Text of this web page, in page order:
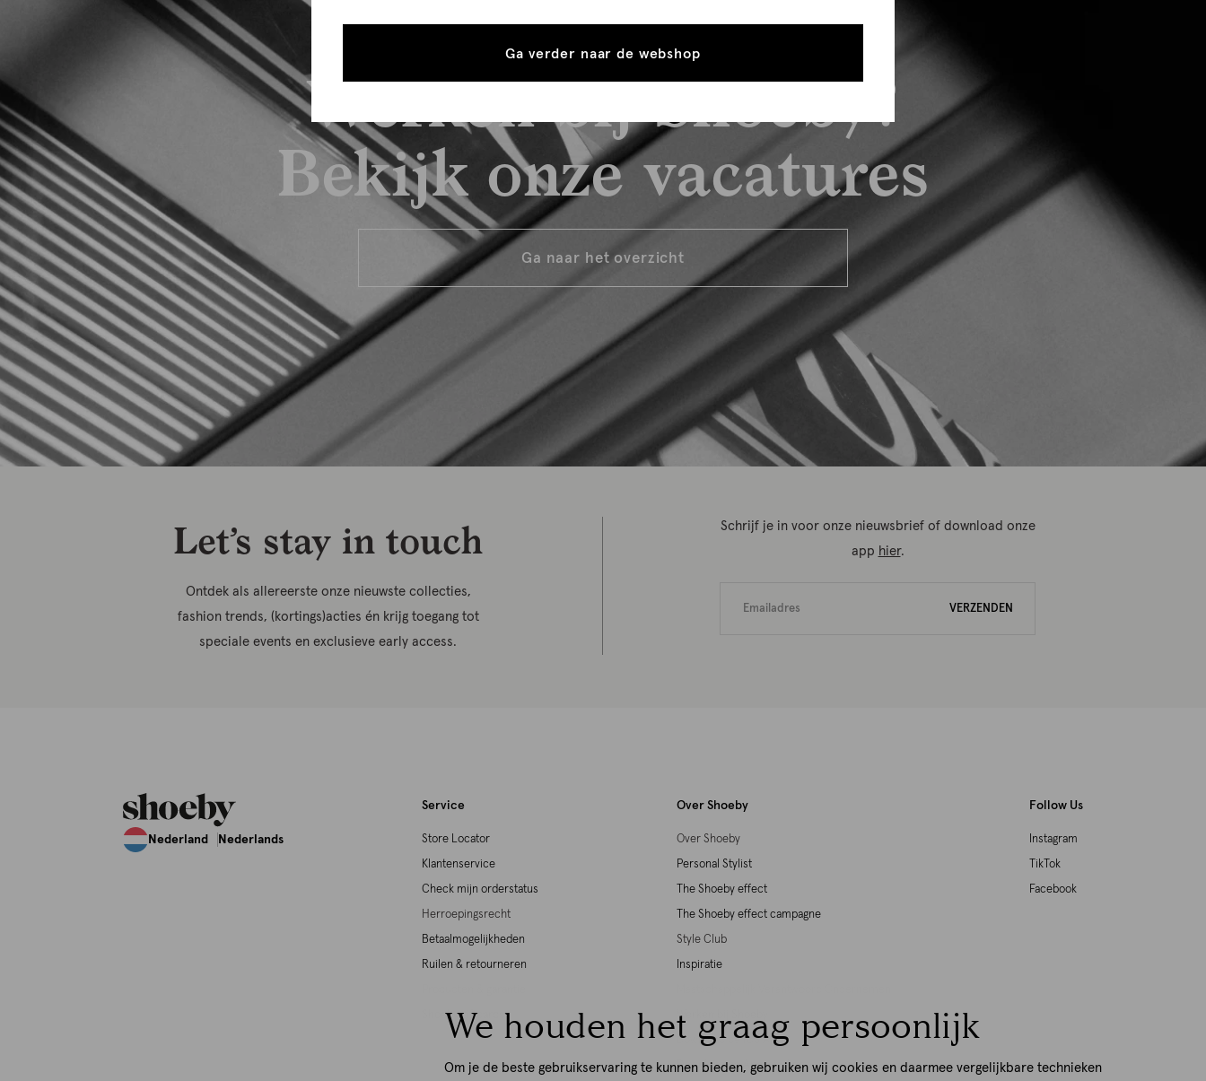
We houden het graag persoonlijk
Om je de beste gebruikservaring te kunnen bieden, gebruiken wij cookies en daarmee vergelijkbare technieken
Werken bij Shoeby?
Bekijk onze vacatures
Ga naar het overzicht
Let’s stay in touch
Ontdek als allereerste onze nieuwste collecties,
fashion trends, (kortings)acties én krijg toegang tot
speciale events en exclusieve early access.
Schrijf je in voor onze nieuwsbrief of download onze
app hier.
VERZENDEN
Nederland Nederlands
Service
Store Locator
Klantenservice
Check mijn orderstatus
Herroepingsrecht
Betaalmogelijkheden
Ruilen & retourneren
Shoeby giftcards
Over Shoeby
Over Shoeby
Personal Stylist
The Shoeby effect
The Shoeby effect campagne
Style Club
Inspiratie
Werken bij Shoeby
Download de iOS App
Download de Android App
Follow Us
Instagram
TikTok
Facebook
Ga verder naar de webshop